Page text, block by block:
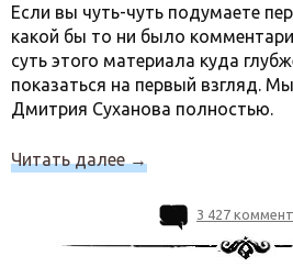
Если вы чуть-чуть подумаете
какой бы то ни было
суть этого материала куда
показаться на первый взгляд.
Дмитрия Суханова полностью.
Читать далее→
3 427